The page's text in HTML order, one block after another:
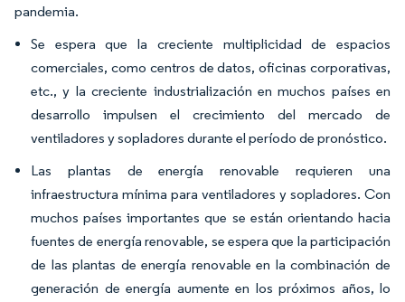
pandemia.
Se espera que la creciente multiplicidad de espacios
comerciales, como centros de datos, oficinas corporativas,
etc., y la creciente industrialización en muchos países en
desarrollo impulsen el crecimiento del mercado de
ventiladores y sopladores durante el período de pronóstico.
Las plantas de energía renovable requieren una
infraestructura mínima para ventiladores y sopladores. Con
muchos países importantes que se están orientando hacia
fuentes de energía renovable, se espera que la participación
de las plantas de energía renovable en la combinación de
generación de energía aumente en los próximos años, lo